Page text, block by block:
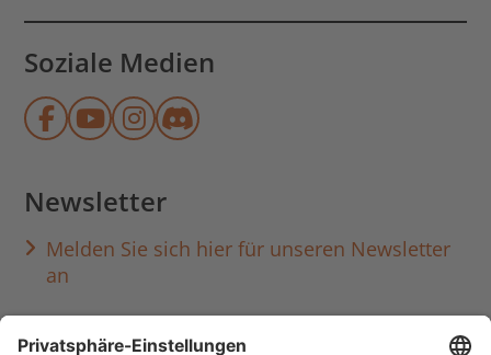
Soziale Medien
Münchner Stadtbibliothek auf
Münchner Stadtbibliothek auf
Münchner Stadtbibliothek
Münchner
Newsletter
Melden Sie sich hier für unseren Newsletter
an